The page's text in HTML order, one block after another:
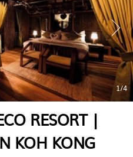
1/4
RESORT |
KOH KONG